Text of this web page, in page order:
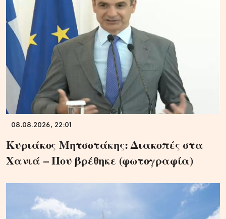
08.08.2026, 22:01
Κυριάκος Μητσοτάκης: Διακοπές στα
Χανιά – Που βρέθηκε (φωτογραφία)